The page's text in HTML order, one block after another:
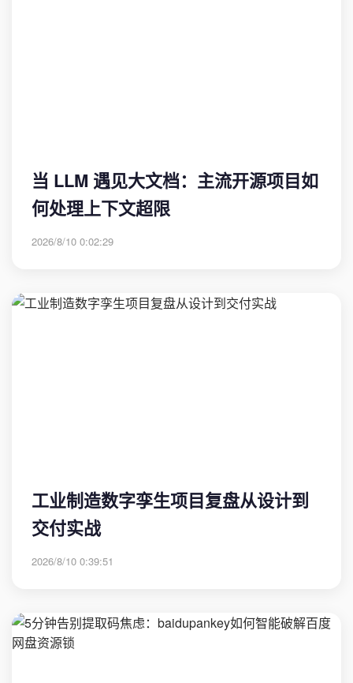
当 LLM 遇见大文档：主流开源项目如
何处理上下文超限
2026/8/10 0:02:29
工业制造数字孪生项目复盘从设计到
交付实战
2026/8/10 0:39:51